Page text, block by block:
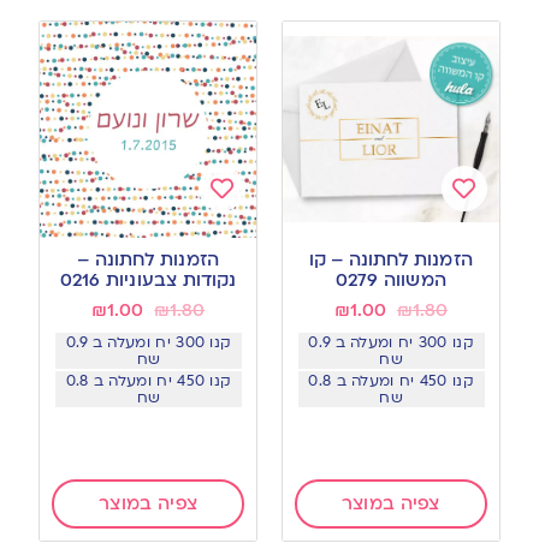
Add
to
wishlist
הזמנות לחתונה – קו
המשווה 0279
₪1.80
₪1.00
קנו 300 יח ומעלה ב 0.9
שח
קנו 450 יח ומעלה ב 0.8
שח
צפיה במוצר
Add
to
wishlist
הזמנות לחתונה –
נקודות צבעוניות 0216
₪1.80
₪1.00
קנו 300 יח ומעלה ב 0.9
שח
קנו 450 יח ומעלה ב 0.8
שח
צפיה במוצר